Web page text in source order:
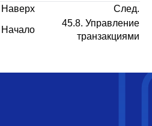
Наверх
След.
Начало
45.8. Управление
транзакциями